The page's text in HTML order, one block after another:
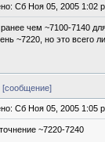
Сб Ноя 05, 2005 1:02
чем ~7100-7140 для
~7220, но это всего
[сообщение]
Сб Ноя 05, 2005 1:05
~7220-7240